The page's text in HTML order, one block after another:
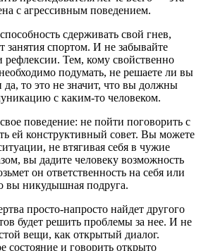
с агрессивным поведением.
сдерживать свой гнев,
занятия спортом. И не забывайте
рефлексии. Тем, кому свойственно
подумать, не решаете ли вы
то это не значит, что вы должны
с каким-то человеком.
поведение: не пойти поговорить с
ей конструктивный совет. Вы можете
не втягивая себя в чужие
вы дадите человеку возможность
он ответственность на себя или
вы никудышная подруга.
просто-напросто найдет другого
будет решить проблемы за нее. И не
вещи, как открытый диалог.
состояние и говорить открыто